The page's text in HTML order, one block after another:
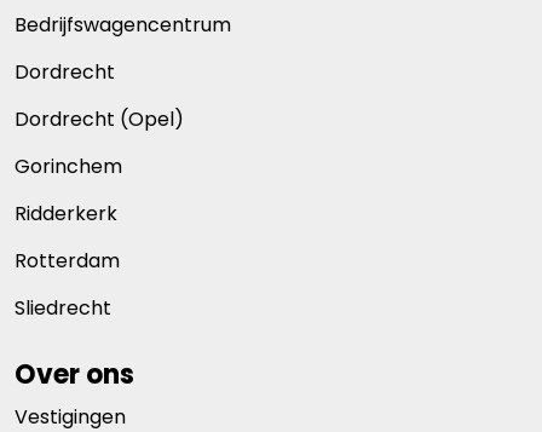
Bedrijfswagencentrum
Dordrecht
Dordrecht (Opel)
Gorinchem
Ridderkerk
Rotterdam
Sliedrecht
Over ons
Vestigingen